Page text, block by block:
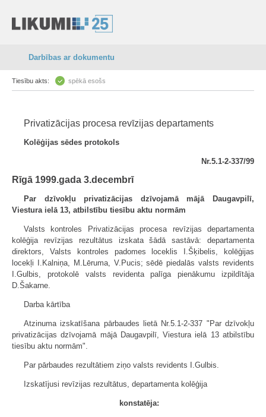
Darbības ar dokumentu
Tiesību akts: spēkā esošs
Privatizācijas procesa revīzijas departaments
Kolēģijas sēdes protokols
Nr.5.1-2-337/99
Rīgā 1999.gada 3.decembrī
Par dzīvokļu privatizācijas dzīvojamā mājā Daugavpilī,
Viestura ielā 13, atbilstību tiesību aktu normām
Valsts kontroles Privatizācijas procesa revīzijas departamenta
kolēģija revīzijas rezultātus izskata šādā sastāvā: departamenta
direktors, Valsts kontroles padomes loceklis I.Šķibelis, kolēģijas
locekļi I.Kalniņa, M.Lēruma, V.Pucis; sēdē piedalās valsts revidents
I.Gulbis, protokolē valsts revidenta palīga pienākumu izpildītāja
D.Šakarne.
Darba kārtība
Atzinuma izskatīšana pārbaudes lietā Nr.5.1-2-337 "Par dzīvokļu
privatizācijas dzīvojamā mājā Daugavpilī, Viestura ielā 13 atbilstību
tiesību aktu normām".
Par pārbaudes rezultātiem ziņo valsts revidents I.Gulbis.
Izskatījusi revīzijas rezultātus, departamenta kolēģija
konstatēja: